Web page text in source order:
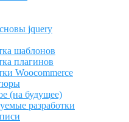
jquery
шаблонов
плагинов
Woocommerce
(на будущее)
разработки